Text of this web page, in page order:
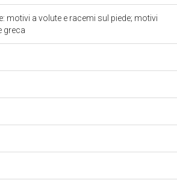
motivi a volute e racemi sul piede; motivi
greca